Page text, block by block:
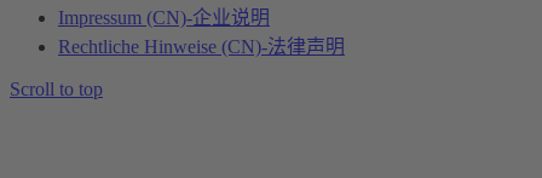
Impressum (CN)-企业说明
Rechtliche Hinweise (CN)-法律声明
Scroll to top